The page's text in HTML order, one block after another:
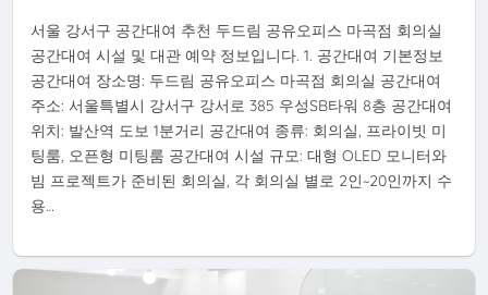
서울 강서구 공간대여 추천 두드림 공유오피스 마곡점 회의실
공간대여 시설 및 대관 예약 정보입니다. 1. 공간대여 기본정보
공간대여 장소명: 두드림 공유오피스 마곡점 회의실 공간대여
주소: 서울특별시 강서구 강서로 385 우성SB타워 8층 공간대여
위치: 발산역 도보 1분거리 공간대여 종류: 회의실, 프라이빗 미
팅룸, 오픈형 미팅룸 공간대여 시설 규모: 대형 OLED 모니터와
빔 프로젝트가 준비된 회의실, 각 회의실 별로 2인~20인까지 수
용…